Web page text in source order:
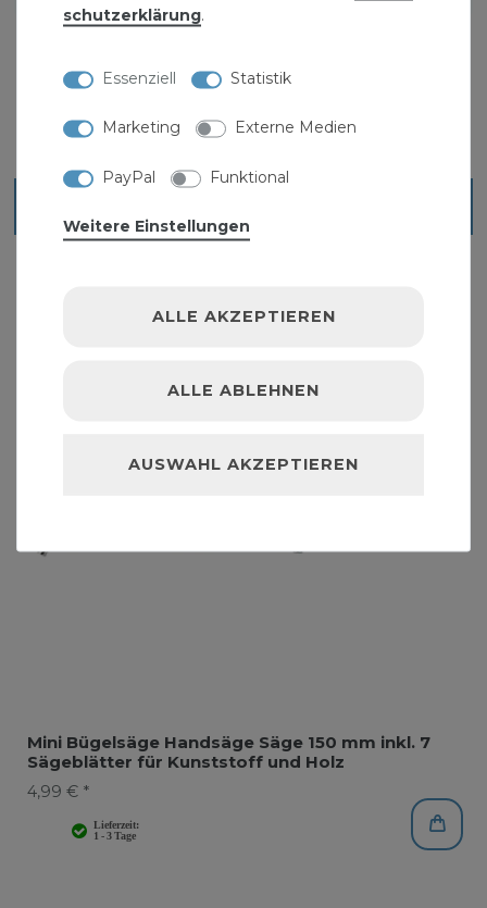
359,00 € *
Mini Bügelsäge Handsäge Säge 150 mm inkl. 7
Sägeblätter für Kunststoff und Holz
4,99 € *
schutz­erklärung.
Essenziell Statistik
Marketing Externe Medien
PayPal Funktional
Weitere Einstellungen
ALLE AKZEPTIEREN
ALLE ABLEHNEN
AUSWAHL AKZEPTIEREN